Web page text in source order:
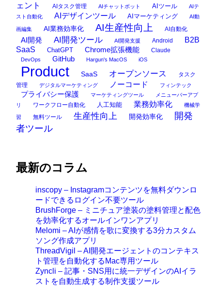
ェント
AIタスク管理 AIチャットボット AIツール
AIテ
スト自動化
AIデザインツール AIマーケティング AI動
画編集 AI業務効率化 AI生産性向上 AI自動化
AI開発 AI開発ツール AI開発支援 Android
B2B
SaaS
ChatGPT Chrome拡張機能 Claude
DevOps GitHub Hargun's MacOS iOS
Product SaaS オープンソース
タスク
管理
デジタルマーケティング ノーコード フィンテック
プライバシー保護 マーケティングツール
メニューバーアプ
リ
ワークフロー自動化 人工知能 業務効率化 機械学
習 無料ツール 生産性向上 開発効率化
開発
者ツール
最新のコラム
inscopy – Instagramコンテンツを無料ダウンロ
ードできるログイン不要ツール
BrushForge – ミニチュア塗装の塗料管理と配色
を効率化するオールインワンアプリ
Melomi – AIが感情を歌に変換する3分カスタム
ソング作成アプリ
ThreadVigil – AI開発エージェントのコンテキス
ト管理を自動化するMac専用ツール
Zyncli – 記事・SNS用に統一デザインのAIイラ
ストを自動生成する制作支援ツール